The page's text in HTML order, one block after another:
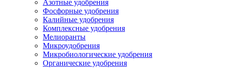
Азотные удобрения
Фосфорные удобрения
Калийные удобрения
Комплексные удобрения
Мелиоранты
Микроудобрения
Микробиологические удобрения
Органические удобрения